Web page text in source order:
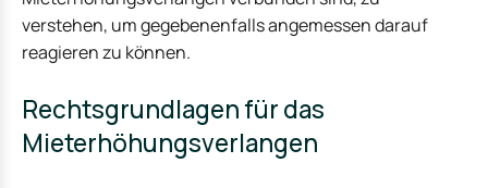
verstehen, um gegebenenfalls angemessen darauf
reagieren zu können.
Rechtsgrundlagen für das
Mieterhöhungsverlangen